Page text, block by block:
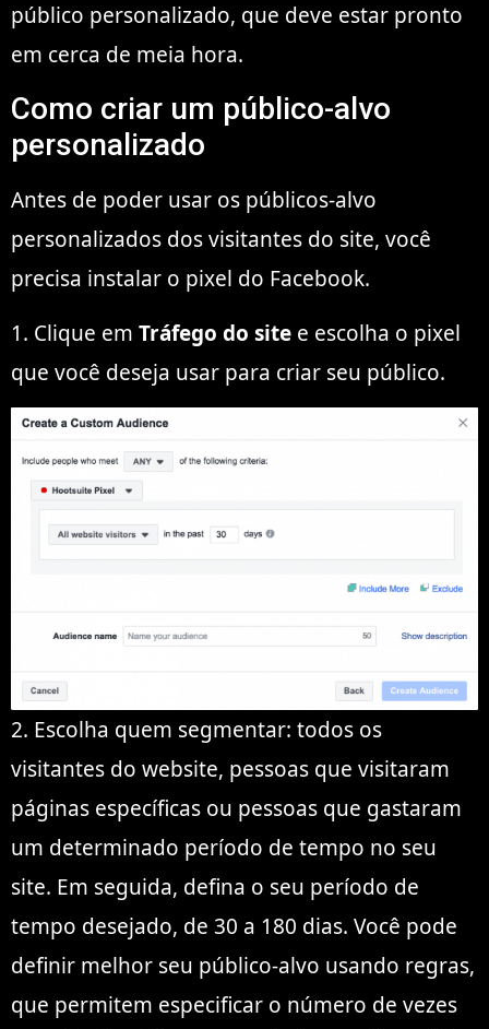
público personalizado, que deve estar pronto
em cerca de meia hora.
Como criar um público-alvo
personalizado
Antes de poder usar os públicos-alvo
personalizados dos visitantes do site, você
precisa instalar o pixel do Facebook.
1. Clique em Tráfego do site e escolha o pixel
que você deseja usar para criar seu público.
2. Escolha quem segmentar: todos os
visitantes do website, pessoas que visitaram
páginas específicas ou pessoas que gastaram
um determinado período de tempo no seu
site. Em seguida, defina o seu período de
tempo desejado, de 30 a 180 dias. Você pode
definir melhor seu público-alvo usando regras,
que permitem especificar o número de vezes